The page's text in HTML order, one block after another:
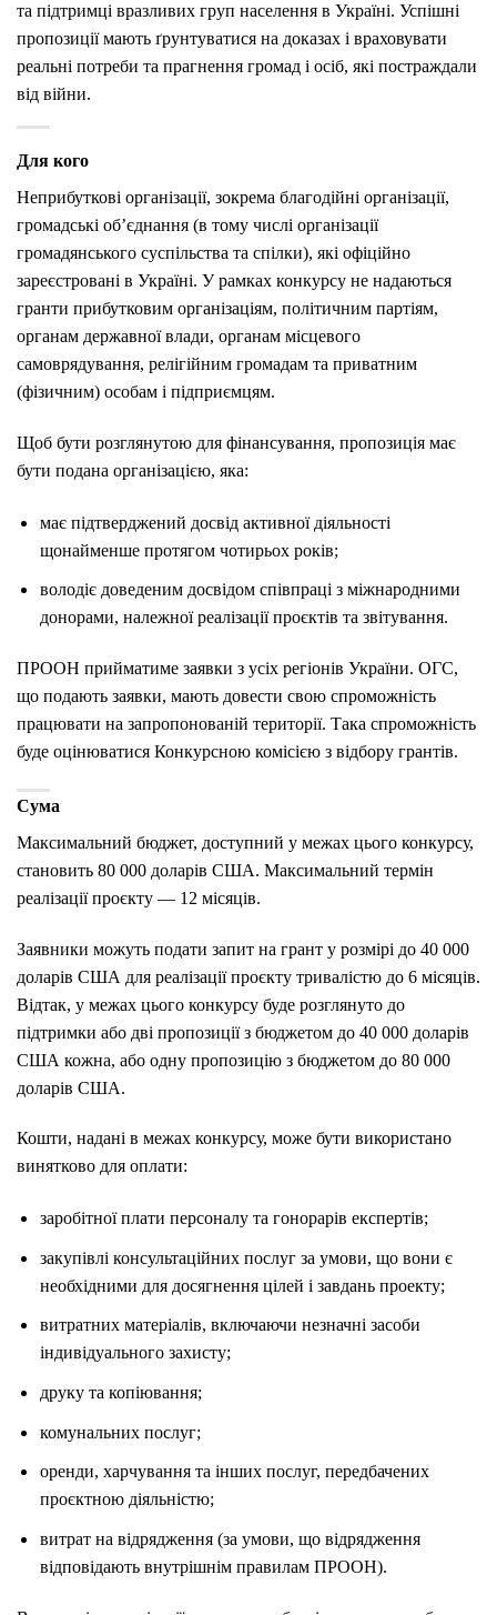
та підтримці вразливих груп населення в Україні. Успішні
пропозиції мають ґрунтуватися на доказах і враховувати
реальні потреби та прагнення громад і осіб, які постраждали
від війни.
Для кого
Неприбуткові організації, зокрема благодійні організації,
громадські об’єднання (в тому числі організації
громадянського суспільства та спілки), які офіційно
зареєстровані в Україні. У рамках конкурсу не надаються
гранти прибутковим організаціям, політичним партіям,
органам державної влади, органам місцевого
самоврядування, релігійним громадам та приватним
(фізичним) особам і підприємцям.
Щоб бути розглянутою для фінансування, пропозиція має
бути подана організацією, яка:
має підтверджений досвід активної діяльності
щонайменше протягом чотирьох років;
володіє доведеним досвідом співпраці з міжнародними
донорами, належної реалізації проєктів та звітування.
ПРООН прийматиме заявки з усіх регіонів України. ОГС,
що подають заявки, мають довести свою спроможність
працювати на запропонованій території. Така спроможність
буде оцінюватися Конкурсною комісією з відбору грантів.
Сума
Максимальний бюджет, доступний у межах цього конкурсу,
становить 80 000 доларів США. Максимальний термін
реалізації проєкту — 12 місяців.
Заявники можуть подати запит на грант у розмірі до 40 000
доларів США для реалізації проєкту тривалістю до 6 місяців.
Відтак, у межах цього конкурсу буде розглянуто до
підтримки або дві пропозиції з бюджетом до 40 000 доларів
США кожна, або одну пропозицію з бюджетом до 80 000
доларів США.
Кошти, надані в межах конкурсу, може бути використано
винятково для оплати:
заробітної плати персоналу та гонорарів експертів;
закупівлі консультаційних послуг за умови, що вони є
необхідними для досягнення цілей і завдань проекту;
витратних матеріалів, включаючи незначні засоби
індивідуального захисту;
друку та копіювання;
комунальних послуг;
оренди, харчування та інших послуг, передбачених
проєктною діяльністю;
витрат на відрядження (за умови, що відрядження
відповідають внутрішнім правилам ПРООН).